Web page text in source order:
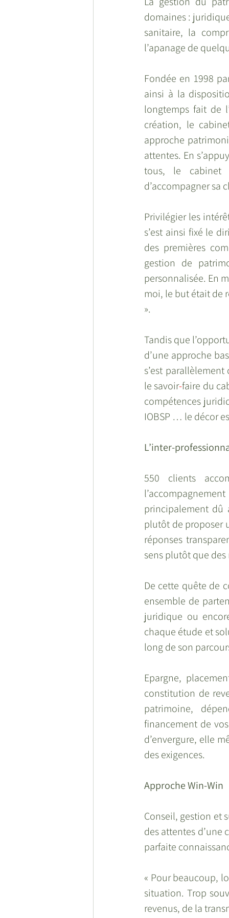
domaines :
sanitaire, la
l’apanage de
Fondée en 1998
ainsi à la
longtemps fait de
création, le
approche
attentes. En
tous, le cabinet
d’accompagner sa
Privilégier les
s’est ainsi fixé le
des premières
gestion de
personnalisée. En
moi, le but était de
».
Tandis que
d’une approche
s’est
le savoir-faire du
compétences
IOBSP … le décor
L’inter-
550 clients
principalement dû
plutôt de proposer
réponses
sens plutôt que
De cette quête de
ensemble de
juridique ou
chaque étude et
long de son
Epargne,
constitution de
patrimoine,
financement de
d’envergure, elle
des exigences.
Approche Win-Win
Conseil, gestion et
des attentes d’une
parfaite
« Pour beaucoup,
situation. Trop
revenus, de la